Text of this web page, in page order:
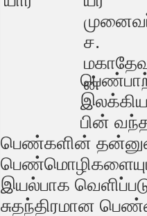
பின்
பெண்களின்
இயல்பாக
சுதந்திரமான